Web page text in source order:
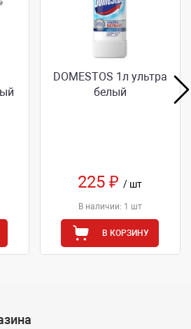
DOMESTOS 1л ультра
белый
225 ₽/ шт
В наличии: 1 шт
В КОРЗИНУ